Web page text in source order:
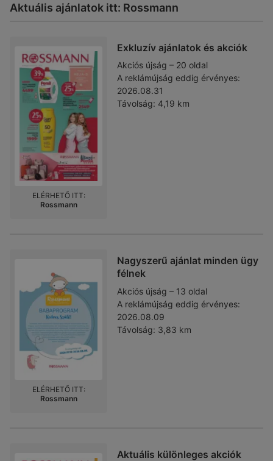
Aktuális ajánlatok itt: Rossmann
Exkluzív ajánlatok és akciók
Akciós újság – 20 oldal
A reklámújság eddig érvényes:
2026.08.31
Távolság: 4,19 km
ELÉRHETŐ ITT:
Rossmann
Nagyszerű ajánlat minden ügy
félnek
Akciós újság – 13 oldal
A reklámújság eddig érvényes:
2026.08.09
Távolság: 3,83 km
ELÉRHETŐ ITT:
Rossmann
Aktuális különleges akciók